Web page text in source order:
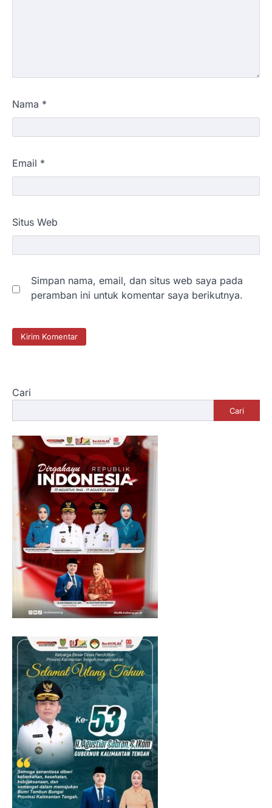
Nama *
Email *
Situs Web
Simpan nama, email, dan situs web saya pada
peramban ini untuk komentar saya berikutnya.
Cari
Cari